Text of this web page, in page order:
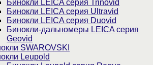
Бинокли LEICA серия Trinovid
Бинокли LEICA серия Ultravid
Бинокли LEICA серия Duovid
Бинокли-дальномеры LEICA серия
Geovid
SWAROVSKI
Leupold